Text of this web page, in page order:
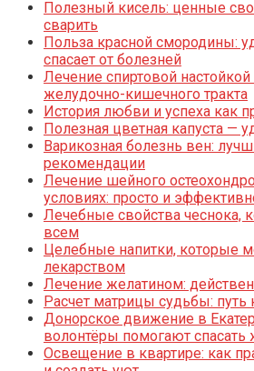
Полезный кисель: ценные
сварить
Польза красной смородины:
спасает от болезней
Лечение спиртовой
желудочно-кишечного тракта
История любви и успеха как
Полезная цветная капуста —
Варикозная болезнь вен:
рекомендации
Лечение шейного
условиях: просто и
Лечебные свойства чеснока,
всем
Целебные напитки, которые
лекарством
Лечение желатином:
Расчет матрицы судьбы:
Донорское движение в
волонтёры помогают спасать
Освещение в квартире: как